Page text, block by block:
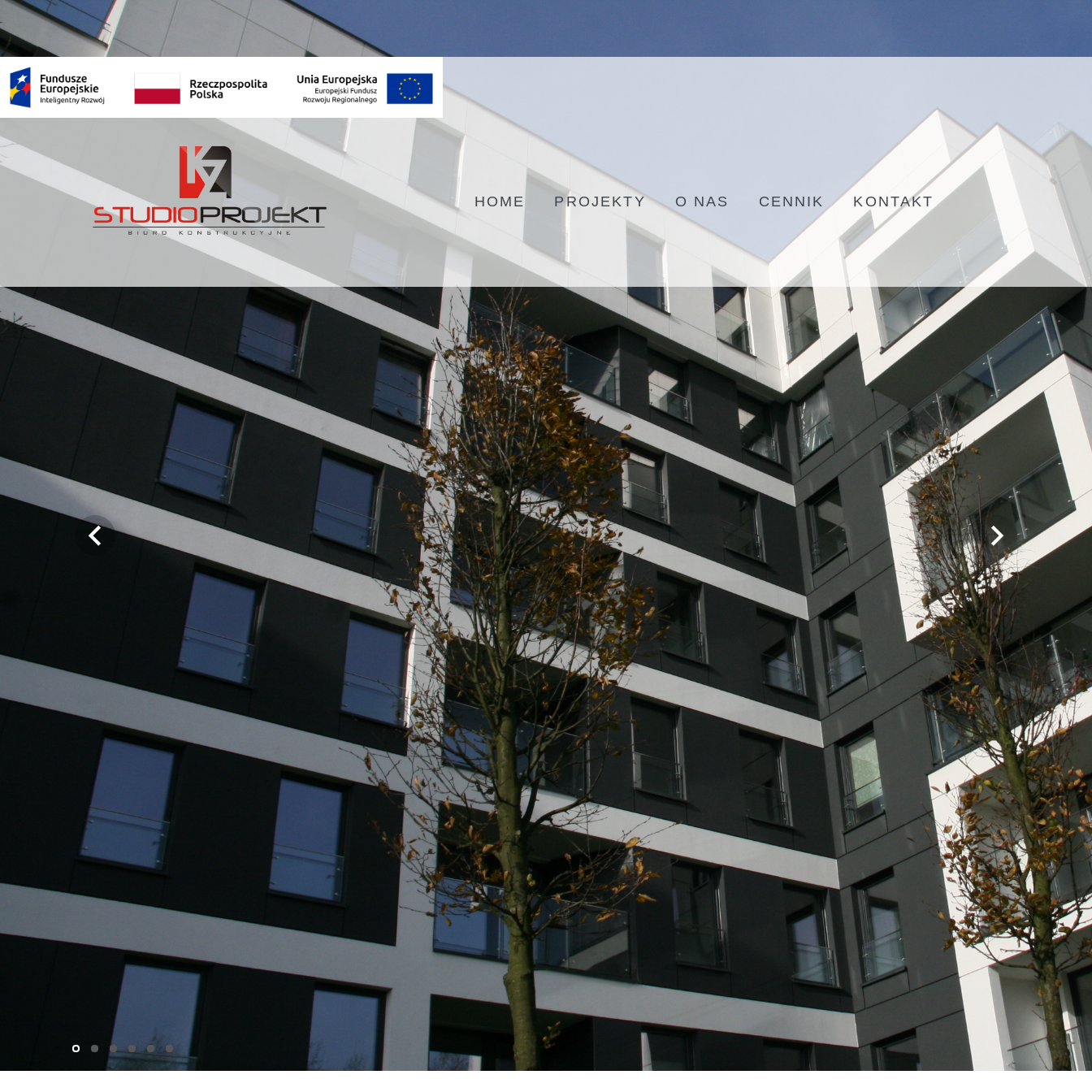
HOME PROJEKTY O NAS CENNIK KONTAKT